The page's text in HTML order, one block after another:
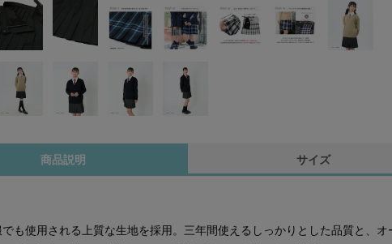
商品説明 サイズ
でも使用される上質な生地を採用。三年間使えるしっかりとした品質と、